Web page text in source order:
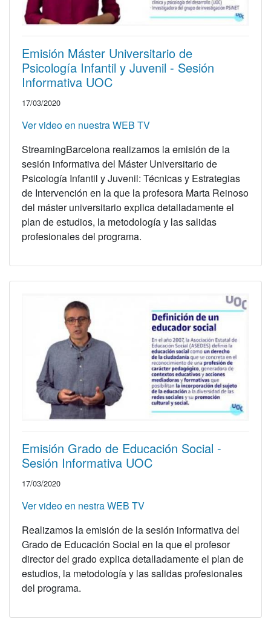
Emisión Máster Universitario de
Psicología Infantil y Juvenil - Sesión
Informativa UOC
17/03/2020
Ver video en nuestra WEB TV
StreamingBarcelona realizamos la emisión de la
sesión informativa del Máster Universitario de
Psicología Infantil y Juvenil: Técnicas y Estrategias
de Intervención en la que la profesora Marta Reinoso
del máster universitario explica detalladamente el
plan de estudios, la metodología y las salidas
profesionales del programa.
Emisión Grado de Educación Social -
Sesión Informativa UOC
17/03/2020
Ver video en nestra WEB TV
Realizamos la emisión de la sesión informativa del
Grado de Educación Social en la que el profesor
director del grado explica detalladamente el plan de
estudios, la metodología y las salidas profesionales
del programa.